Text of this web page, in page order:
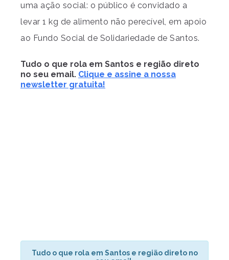
uma ação social: o público é convidado a
levar 1 kg de alimento não perecível, em apoio
ao Fundo Social de Solidariedade de Santos.
Tudo o que rola em Santos e região direto
no seu email. Clique e assine a nossa
newsletter gratuita!
Tudo o que rola em Santos e região direto no